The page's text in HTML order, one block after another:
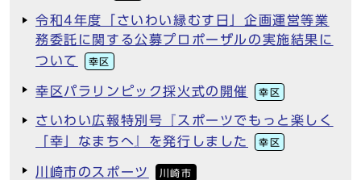
令和4年度「さいわい縁むす日」企画運営等業
務委託に関する公募プロポーザルの実施結果に
ついて
幸区
幸区パラリンピック採火式の開催 幸区
さいわい広報特別号『スポーツでもっと楽しく
「幸」なまちへ』を発行しました
幸区
川崎市のスポーツ 川崎市